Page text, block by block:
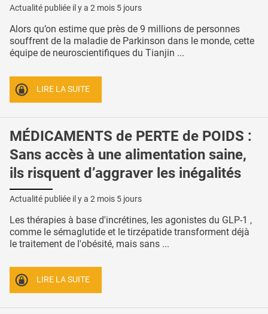
Actualité publiée il y a 2 mois 5 jours
Alors qu’on estime que près de 9 millions de personnes
souffrent de la maladie de Parkinson dans le monde, cette
équipe de neuroscientifiques du Tianjin ...
LIRE LA SUITE
MÉDICAMENTS de PERTE de POIDS :
Sans accès à une alimentation saine,
ils risquent d’aggraver les inégalités
Actualité publiée il y a 2 mois 5 jours
Les thérapies à base d'incrétines, les agonistes du GLP-1 ,
comme le sémaglutide et le tirzépatide transforment déjà
le traitement de l'obésité, mais sans ...
LIRE LA SUITE